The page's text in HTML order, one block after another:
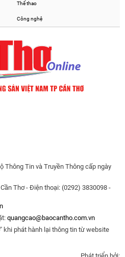
Thể thao
Công nghệ
Thông Tin và Truyền Thông cấp ngày
Thơ - Điện thoại: (0292) 3830098 -
quangcao@baocantho.com.vn
khi phát hành lại thông tin từ website